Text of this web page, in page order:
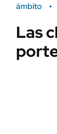
Campo
FINANZAS
ámbito
Las